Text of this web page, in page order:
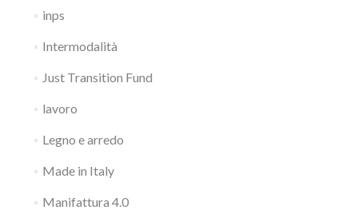
inps
Intermodalità
Just Transition Fund
lavoro
Legno e arredo
Made in Italy
Manifattura 4.0